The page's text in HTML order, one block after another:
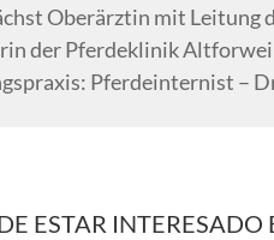
Oberärztin mit Leitung
der Pferdeklinik
Pferdeinternist –
ESTAR INTERESADO